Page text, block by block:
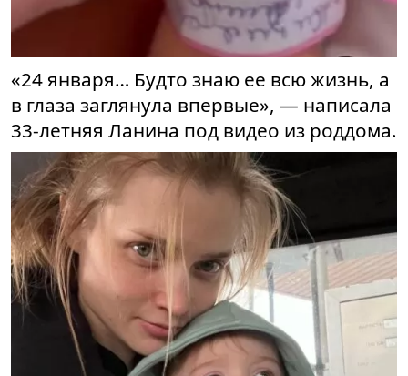
«24 января… Будто знаю ее всю жизнь, а
в глаза заглянула впервые», — написала
33-летняя Ланина под видео из роддома.